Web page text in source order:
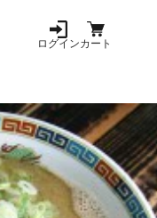
ログインカート